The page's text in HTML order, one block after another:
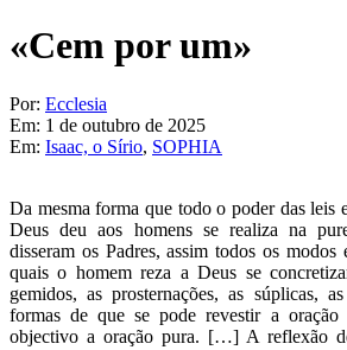
«Cem por um»
Por: Ecclesia
Em: 1 de outubro de 2025
Em: Isaac, o Sírio, SOPHIA
Da mesma forma que todo o poder das leis
Deus deu aos homens se realiza na
disseram os Padres, assim todos os modos
quais o homem reza a Deus se
gemidos, as prosternações, as súplicas,
formas de que se pode revestir a
objectivo a oração pura. […] A reflexão